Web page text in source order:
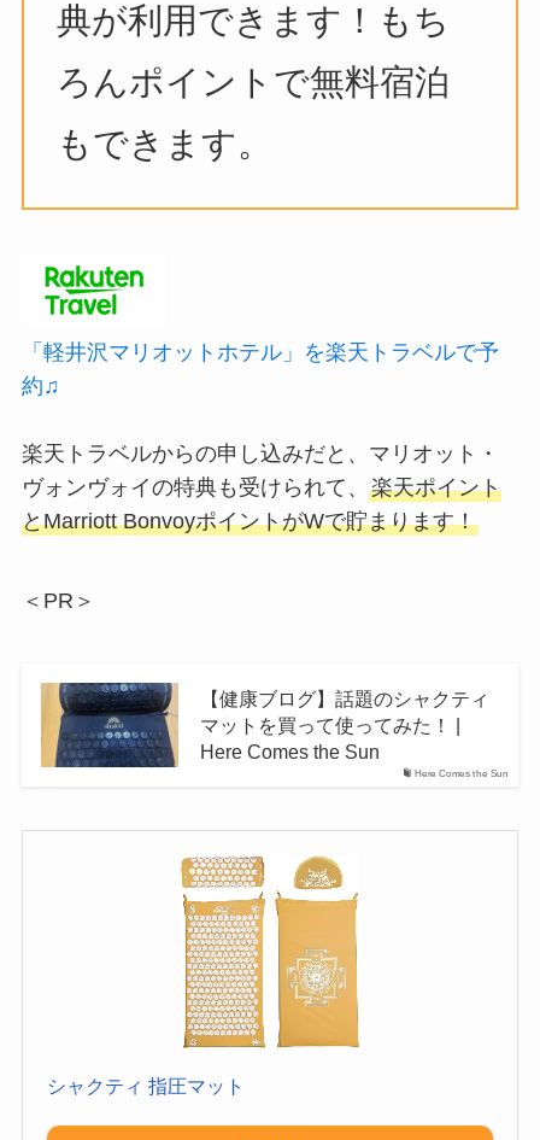
典が利用できます！もち
ろんポイントで無料宿泊
もできます。
「軽井沢マリオットホテル」を楽天トラベルで予
約♫
楽天トラベルからの申し込みだと、マリオット・
ヴォンヴォイの特典も受けられて、 楽天ポイント
とMarriott BonvoyポイントがWで貯まります！
＜PR＞
Here Comes the Sun
【健康ブログ】話題のシャクティ
マットを買って使ってみた！ |
Here Comes the Sun
シャクティ 指圧マット